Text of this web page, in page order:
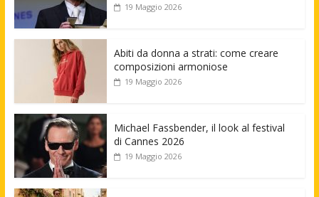
19 Maggio 2026
Abiti da donna a strati: come creare
composizioni armoniose
19 Maggio 2026
Michael Fassbender, il look al festival
di Cannes 2026
19 Maggio 2026